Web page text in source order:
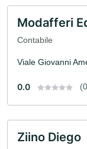
Modafferi
Contabile
Viale Giovanni
0.0
Ziino Diego